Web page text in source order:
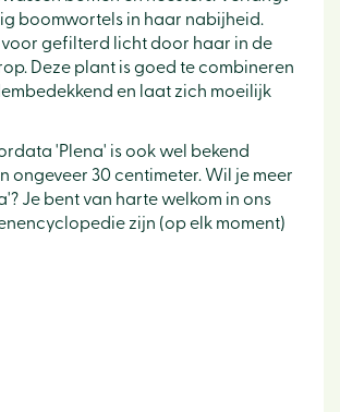
boomwortels in haar nabijheid.
gefilterd licht door haar in de
Deze plant is goed te combineren
en laat zich moeilijk
'Plena' is ook wel bekend
ongeveer 30 centimeter. Wil je meer
Je bent van harte welkom in ons
zijn (op elk moment)